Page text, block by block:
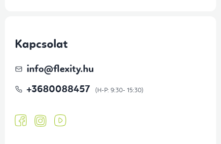
Kapcsolat
info@flexity.hu
+3680088457